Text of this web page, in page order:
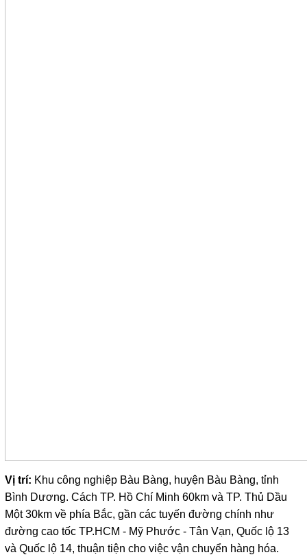
Vị trí: Khu công nghiệp Bàu Bàng, huyện Bàu Bàng, tỉnh
Bình Dương. Cách TP. Hồ Chí Minh 60km và TP. Thủ Dầu
Một 30km về phía Bắc, gần các tuyến đường chính như
đường cao tốc TP.HCM - Mỹ Phước - Tân Vạn, Quốc lộ 13
và Quốc lộ 14, thuận tiện cho việc vận chuyển hàng hóa.